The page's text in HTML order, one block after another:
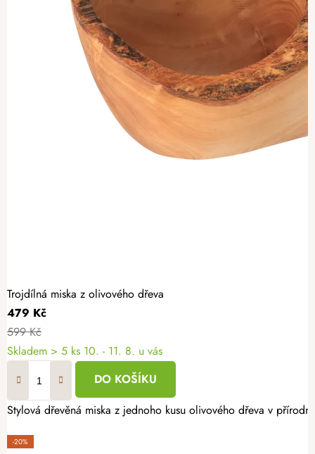
Trojdílná miska z olivového dřeva
479 Kč
599 Kč
Skladem > 5 ks 10. - 11. 8. u vás
DO KOŠÍKU
Stylová dřevěná miska z jednoho kusu olivového dřeva v
-20%